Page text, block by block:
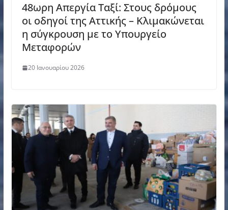
48ωρη Απεργία Ταξί: Στους δρόμους
οι οδηγοί της Αττικής – Κλιμακώνεται
η σύγκρουση με το Υπουργείο
Μεταφορών
20 Ιανουαρίου 2026